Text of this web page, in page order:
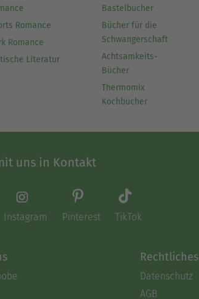
Romance
Romance
Literatur
Bastelbücher
Bücher für die
Schwangerschaft
Achtsamkeits-
Bücher
Thermomix
Kochbücher
uns in Kontakt
Instagram Pinterest TikTok
Rechtliches
Datenschutz
AGB